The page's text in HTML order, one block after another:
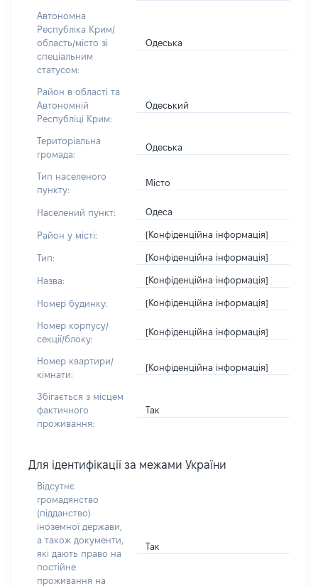
Автономна
Республіка Крим/
область/місто зі
спеціальним
статусом:
Одеська
Район в області та
Автономній
Республіці Крим:
Одеський
Територіальна
громада:
Одеська
Тип населеного
пункту:
Місто
Населений пункт: Одеса
Район у місті: [Конфіденційна інформація]
Тип: [Конфіденційна інформація]
Назва: [Конфіденційна інформація]
Номер будинку: [Конфіденційна інформація]
Номер корпусу/
секції/блоку:
[Конфіденційна інформація]
Номер квартири/
кімнати:
[Конфіденційна інформація]
Збігається з місцем
фактичного
проживання:
Так
Для ідентифікації за межами України
Відсутнє
громадянство
(підданство)
іноземної держави,
а також документи,
які дають право на
постійне
проживання на
Так